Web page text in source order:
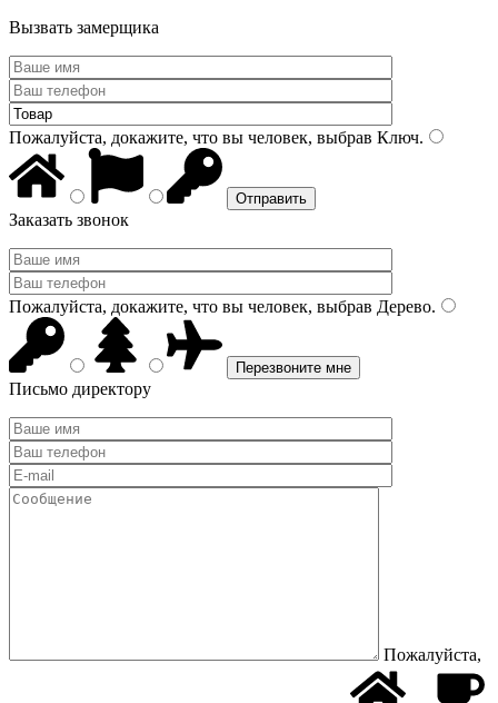
Вызвать замерщика
Пожалуйста, докажите, что вы человек, выбрав Ключ.
Заказать звонок
Пожалуйста, докажите, что вы человек, выбрав Дерево.
Письмо директору
Пожалуйста,